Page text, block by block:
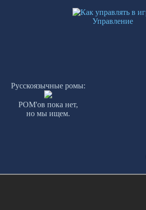
Управление
Русскоязычные ромы:
РОМ'ов пока нет,
но мы ищем.